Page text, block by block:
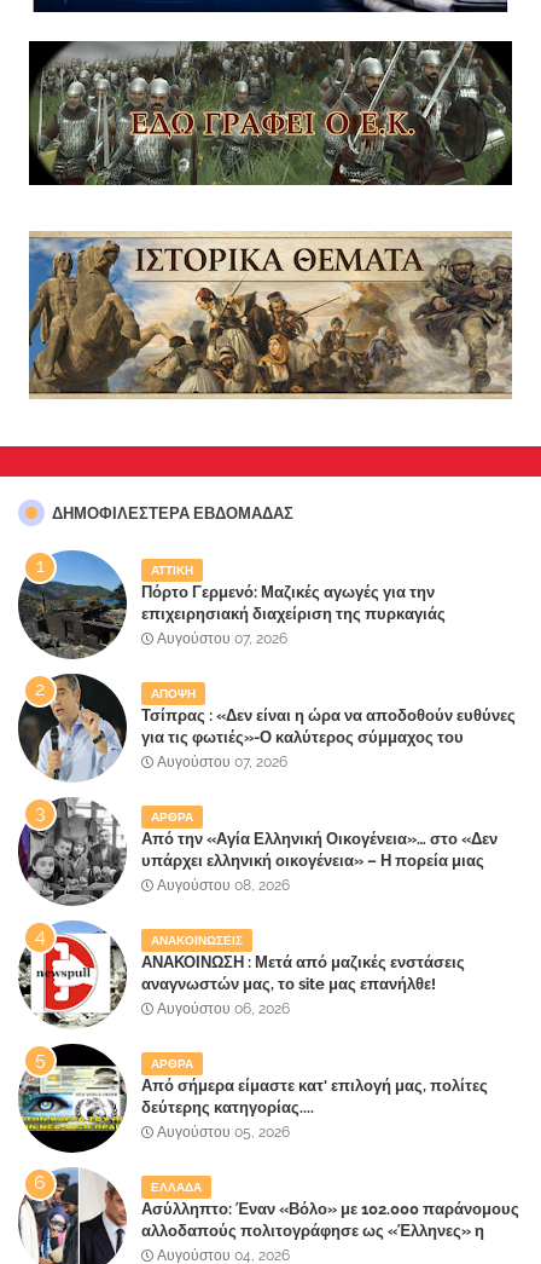
ΔΗΜΟΦΙΛΈΣΤΕΡΑ ΕΒΔΟΜΆΔΑΣ
ΑΤΤΙΚΗ
Πόρτο Γερμενό: Μαζικές αγωγές για την
επιχειρησιακή διαχείριση της πυρκαγιάς
ετοιμάζουν οι κάτοικοι!
Αυγούστου 07, 2026
ΑΠΟΨΗ
Τσίπρας : «Δεν είναι η ώρα να αποδοθούν ευθύνες
για τις φωτιές»-Ο καλύτερος σύμμαχος του
Μητσοτάκη
Αυγούστου 07, 2026
ΑΡΘΡΑ
Από την «Αγία Ελληνική Οικογένεια»… στο «Δεν
υπάρχει ελληνική οικογένεια» – Η πορεία μιας
κοινωνίας που κινδυνεύει να ξεχάσει ποια είναι
Αυγούστου 08, 2026
ΑΝΑΚΟΙΝΩΣΕΙΣ
ΑΝΑΚΟΙΝΩΣΗ : Μετά από μαζικές ενστάσεις
αναγνωστών μας, το site μας επανήλθε!
Αυγούστου 06, 2026
ΑΡΘΡΑ
Από σήμερα είμαστε κατ' επιλογή μας, πολίτες
δεύτερης κατηγορίας....
Αυγούστου 05, 2026
ΕΛΛΑΔΑ
Ασύλληπτο: Έναν «Βόλο» με 102.000 παράνομους
αλλοδαπούς πολιτογράφησε ως «Έλληνες» η
κυβέρνηση!
Αυγούστου 04, 2026